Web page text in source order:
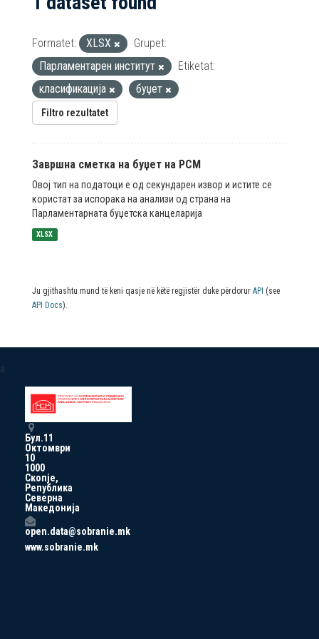
Formatet: XLSX
Grupet:
Парламентарен институт
Etiketat:
класификација
буџет
Filtro rezultatet
Завршна сметка на буџет на РСМ
Овој тип на податоци е од секундарен извор и истите се
користат за испорака на анализи од страна на
Парламентарната буџетска канцеларија
XLSX
Ju gjithashtu mund të keni qasje në këtë regjistër duke përdorur API (see
API Docs).
a
Бул.11
Октомври
10
1000
Скопје,
Република
Северна
Македонија
open.data@sobranie.mk
www.sobranie.mk